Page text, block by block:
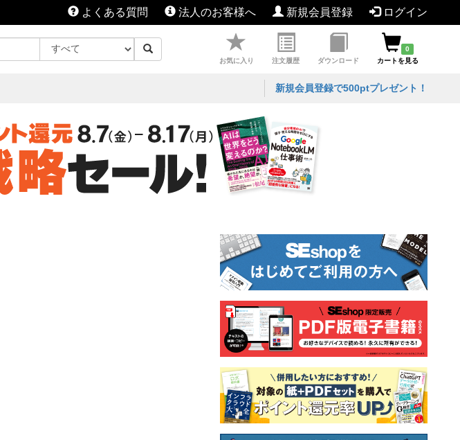
よくある質問 法人のお客様へ 新規会員登録 ログイン
お気に入り 注文履歴 ダウンロード
0
カートを見る
新規会員登録で500ptプレゼント！